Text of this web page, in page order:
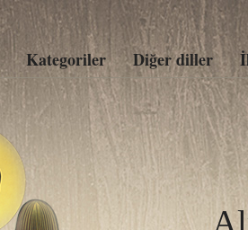
Kategoriler Diğer diller